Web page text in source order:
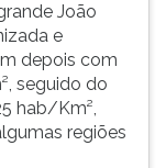
João
e
depois com
seguido do
hab/Km²,
regiões